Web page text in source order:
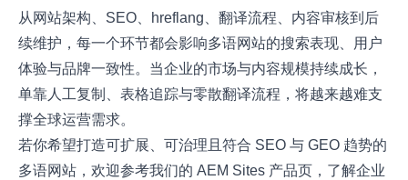
从网站架构、SEO、hreflang、翻译流程、内容审核到后
续维护，每一个环节都会影响多语网站的搜索表现、用户
体验与品牌一致性。当企业的市场与内容规模持续成长，
单靠人工复制、表格追踪与零散翻译流程，将越来越难支
撑全球运营需求。
若你希望打造可扩展、可治理且符合 SEO 与 GEO 趋势的
多语网站，欢迎参考我们的AEM Sites 产品页 ，了解企业